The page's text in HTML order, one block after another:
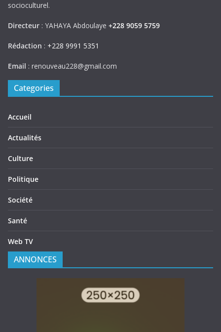
socioculturel.
Directeur : YAHAYA Abdoulaye +228 9059 5759
Rédaction : +228 9991 5351
Email : renouveau228@gmail.com
Categories
Accueil
Actualités
Culture
Politique
Société
Santé
Web TV
ANNONCES